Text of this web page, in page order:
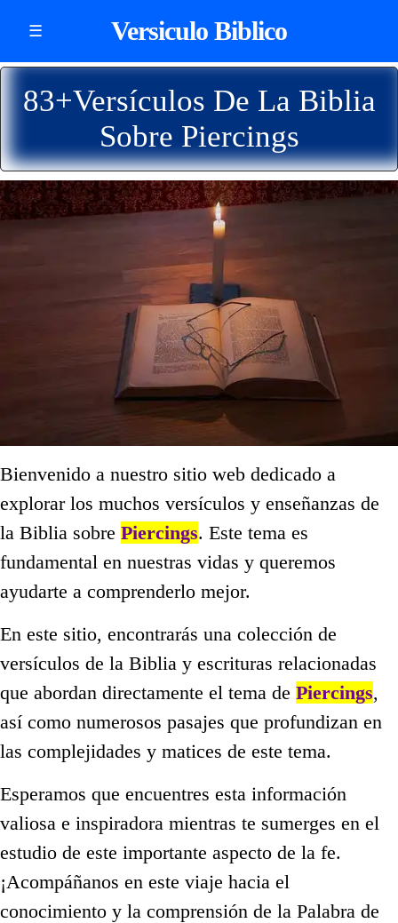
☰ Versiculo Biblico
83+Versículos De La Biblia
Sobre Piercings
Bienvenido a nuestro sitio web dedicado a
explorar los muchos versículos y enseñanzas de
la Biblia sobre Piercings. Este tema es
fundamental en nuestras vidas y queremos
ayudarte a comprenderlo mejor.
En este sitio, encontrarás una colección de
versículos de la Biblia y escrituras relacionadas
que abordan directamente el tema de Piercings,
así como numerosos pasajes que profundizan en
las complejidades y matices de este tema.
Esperamos que encuentres esta información
valiosa e inspiradora mientras te sumerges en el
estudio de este importante aspecto de la fe.
¡Acompáñanos en este viaje hacia el
conocimiento y la comprensión de la Palabra de